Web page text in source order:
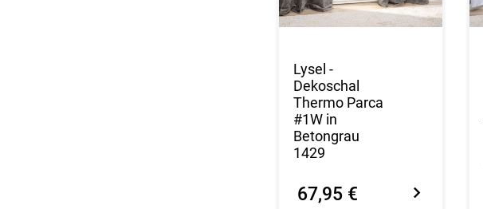
Lysel -
Dekoschal
Thermo Parca
#1W in
Betongrau
1429
67,95 €